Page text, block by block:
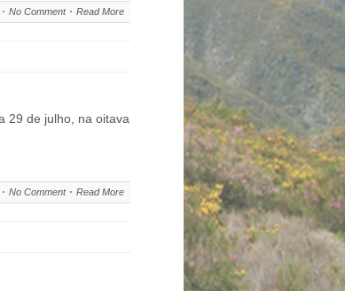
No Comment Read More
29 de julho, na oitava
No Comment Read More